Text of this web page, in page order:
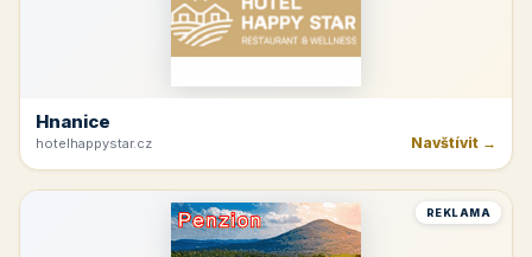
Hnanice
hotelhappystar.cz Navštívit →
REKLAMA